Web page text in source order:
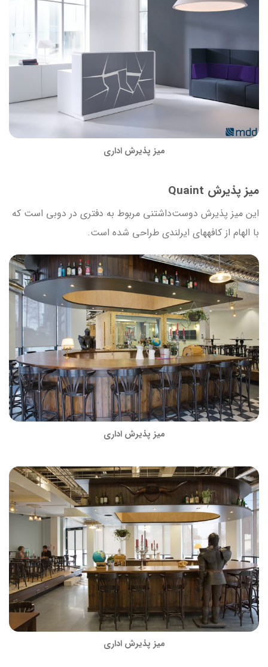
میز پذیرش اداری
میز پذیرش Quaint
این میز پذیرش دوست‌داشتنی مربوط به دفتری در دوبی است که
با الهام از کافه‎های ایرلندی طراحی شده است.
میز پذیرش اداری
میز پذیرش اداری